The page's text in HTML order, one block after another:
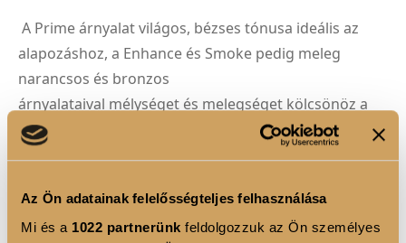
Az Ön adatainak felelősségteljes felhasználása
Mi és a 1022 partnerünk feldolgozzuk az Ön személyes
A Prime árnyalat világos, bézses tónusa ideális az
alapozáshoz, a Enhance és Smoke pedig meleg
narancsos és bronzos
árnyalataival mélységet és melegséget kölcsönöz a
tekintetnek. A magas-fényű aranyló,bronzos
zöldes fényt és extrém dimenziót
biztosítanak – tökéletesen kiemelve a szemsmink